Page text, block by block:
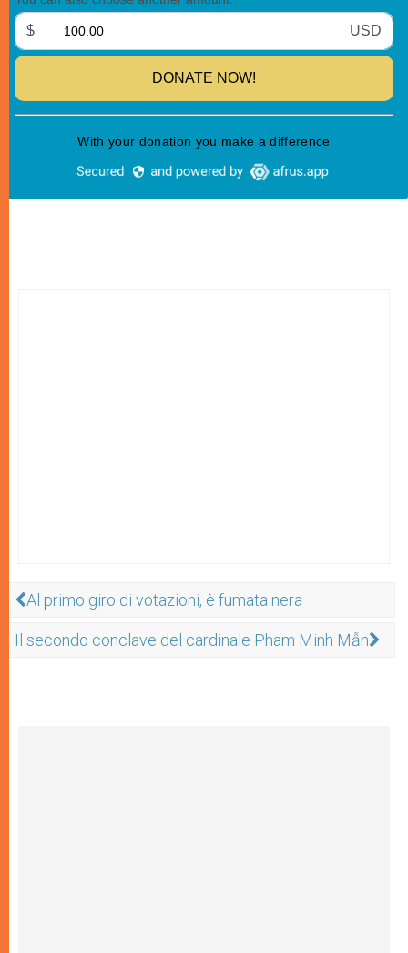
Al primo giro di votazioni, è fumata nera
Il secondo conclave del cardinale Pham Minh Mẫn